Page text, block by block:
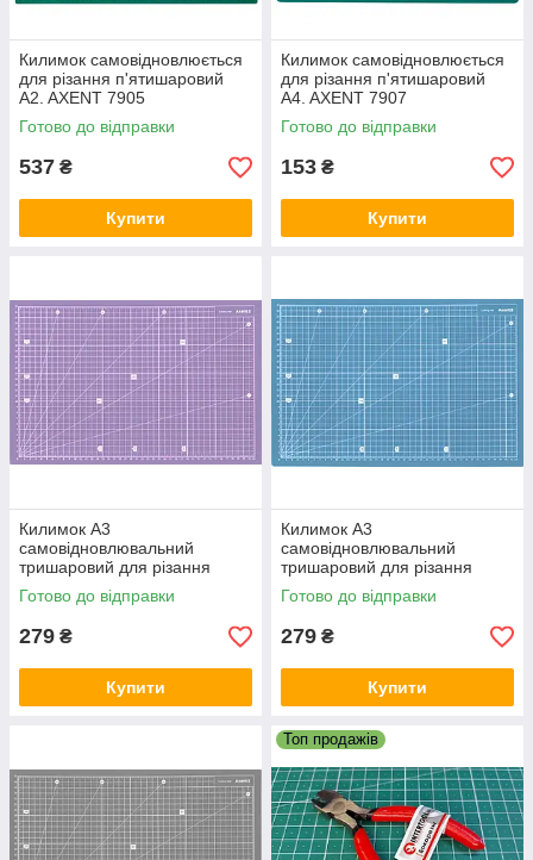
Килимок самовідновлюється
для різання п'ятишаровий
A2. AXENT 7905
Готово до відправки
537 ₴
Купити
Килимок самовідновлюється
для різання п'ятишаровий
A4. AXENT 7907
Готово до відправки
153 ₴
Купити
Килимок А3
самовідновлювальний
тришаровий для різання
(бузковий). AXENT 7902-360А
Готово до відправки
279 ₴
Купити
Килимок А3
самовідновлювальний
тришаровий для різання
(блакитний). AXENT 7902-
07А
Готово до відправки
279 ₴
Купити
Топ продажів